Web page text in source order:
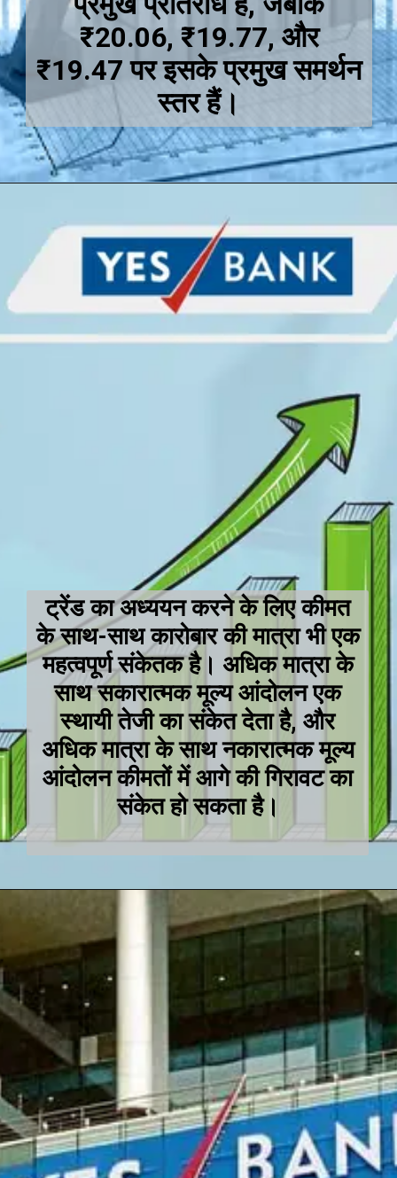
₹20.06, ₹19.77, और
₹19.47 पर इसके प्रमुख समर्थन
स्तर हैं।
ट्रेंड का अध्ययन करने के लिए कीमत
के साथ-साथ कारोबार की मात्रा भी एक
महत्वपूर्ण संकेतक है। अधिक मात्रा के
साथ सकारात्मक मूल्य आंदोलन एक
स्थायी तेजी का संकेत देता है, और
अधिक मात्रा के साथ नकारात्मक मूल्य
आंदोलन कीमतों में आगे की गिरावट का
संकेत हो सकता है।